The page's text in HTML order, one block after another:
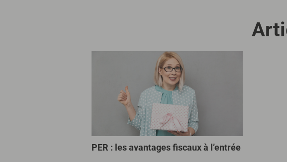
PER : les avantages fiscaux à l’entrée